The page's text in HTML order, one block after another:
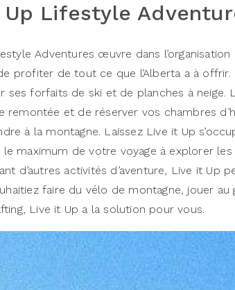
Lifestyle
Adventures œuvre dans
profiter de tout ce que l’Alberta a à
ses forfaits de ski et de planches à neige.
remontée et de réserver vos chambres
à la montagne. Laissez Live it Up
le maximum de votre voyage à explorer
d’autres activités d’aventure, Live it Up
faire du vélo de montagne, jouer
Live it Up a la solution pour vous.